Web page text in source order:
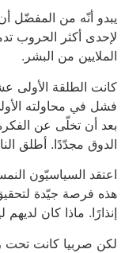
يبدو أنّه من المفضّل
لإحدى أكثر الحروب
الملايين من البشر.
كانت الطلقة الأولى
فشل في محاولته
بعد أن تخلّى عن
الدوق مجدّدًا. أطلق
اعتقد السياسيّون
هذه فرصة جيّدة
إنذارًا. ماذا كان
لكن صربيا كانت تحت